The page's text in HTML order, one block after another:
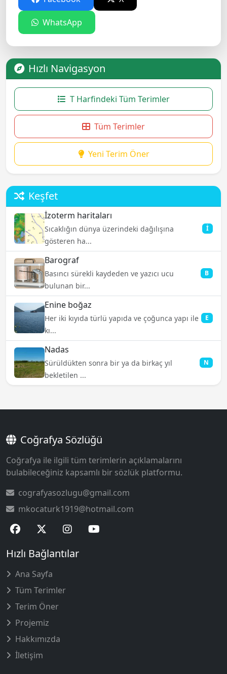
WhatsApp
Hızlı Navigasyon
T Harfindeki Tüm Terimler
Tüm Terimler
Yeni Terim Öner
Keşfet
İzoterm haritaları
Sıcaklığın dünya üzerindeki dağılışına
gösteren ha...
İ
Barograf
Basıncı sürekli kaydeden ve yazıcı ucu
bulunan bir...
B
Enine boğaz
Her iki kıyıda türlü yapıda ve çoğunca yapı ile
kı...
E
Nadas
Sürüldükten sonra bir ya da birkaç yıl
bekletilen ...
N
Coğrafya Sözlüğü
Coğrafya ile ilgili tüm terimlerin açıklamalarını
bulabileceğiniz kapsamlı bir sözlük platformu.
cografyasozlugu@gmail.com
mkocaturk1919@hotmail.com
Hızlı Bağlantılar
Ana Sayfa
Tüm Terimler
Terim Öner
Projemiz
Hakkımızda
İletişim